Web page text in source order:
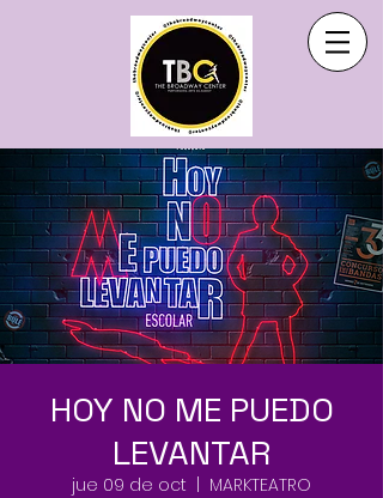
HOY NO ME PUEDO
LEVANTAR
jue 09 de oct
MARKTEATRO